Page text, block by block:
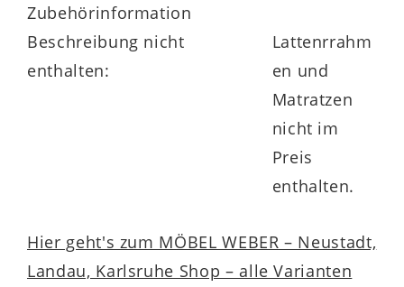
Zubehörinformation
Beschreibung nicht
enthalten:
Lattenrrahm
en und
Matratzen
nicht im
Preis
enthalten.
Hier geht's zum MÖBEL WEBER – Neustadt,
Landau, Karlsruhe Shop – alle Varianten